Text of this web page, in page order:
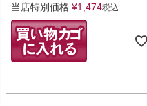
当店特別価格 ¥1,474税込